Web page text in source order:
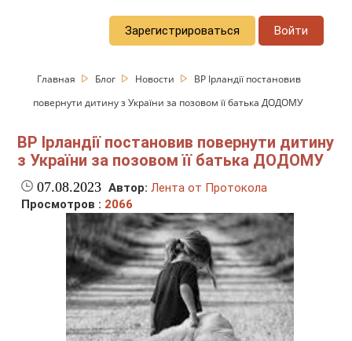
Зарегистрироваться Войти
Главная Блог Новости
ВР Ірландії постановив
повернути дитину з України за позовом її батька ДОДОМУ
ВР Ірландії постановив повернути дитину
з України за позовом її батька ДОДОМУ
07.08.2023 Автор: Лента от Протокола
Просмотров : 2066